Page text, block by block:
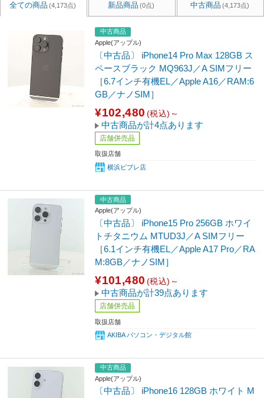
全ての商品 (4,173点) 新品商品 (0点) 中古商品 (4,173点)
中古商品
Apple(アップル)
〔中古品〕 iPhone14 Pro Max 128GB ス
ペースブラック MQ963J／A SIMフリー
［6.7インチ有機EL／Apple A16／RAM:6
GB／ナノSIM］
¥102,480 (税込)～
中古商品が計4点あります
店舗併売品
取扱店舗
横浜ビブレ店
中古商品
Apple(アップル)
〔中古品〕 iPhone15 Pro 256GB ホワイ
トチタニウム MTUD3J／A SIMフリー
［6.1インチ有機EL／Apple A17 Pro／RA
M:8GB／ナノSIM］
¥101,480 (税込)～
中古商品が計39点あります
店舗併売品
取扱店舗
AKIBA パソコン・デジタル館
中古商品
Apple(アップル)
〔中古品〕 iPhone16 128GB ホワイト M